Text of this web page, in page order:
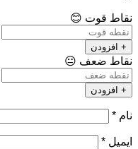
نقاط قوت 😊
+ افزودن
نقاط ضعف 😐
+ افزودن
نام *
ایمیل *